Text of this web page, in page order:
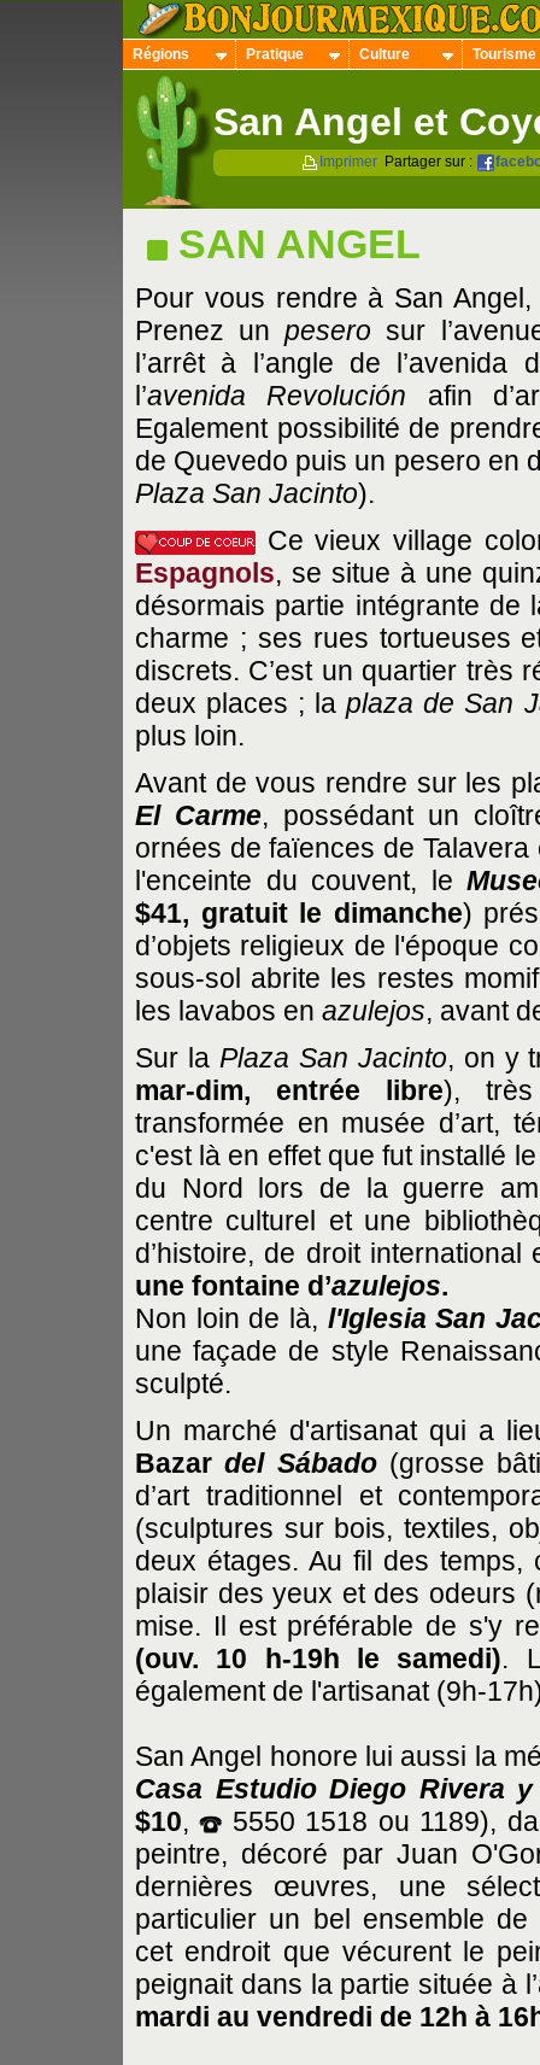
Régions Pratique Culture Tourisme
San Angel et
Imprimer Partager sur :
SAN ANGEL
Pour vous rendre à San
Prenez unpesero sur
l’arrêt à l’angle de
l’avenida Revolución afin
Egalement possibilité de
de Quevedo puis un pesero en
Plaza San Jacinto).
Ce vieux village
Espagnols, se situe à une
désormais partie intégrante
charme ; ses rues tortueuses
discrets. C’est un quartier très
deux places ; laplaza de San
plus loin.
Avant de vous rendre sur les
El Carme, possédant un
ornées de faïences de
l'enceinte du couvent, le
$41, gratuit le dimanche)
d’objets religieux de l'époque
sous-sol abrite les restes
les lavabos en azulejos, avant
Sur la Plaza San Jacinto, on y
mar-dim, entrée libre), très
transformée en musée d’art,
c'est là en effet que fut installé
du Nord lors de la guerre
centre culturel et une
d’histoire, de droit
une fontaine d’azulejos.
Non loin de là, l'Iglesia San
une façade de style
sculpté.
Un marché d'artisanat qui a
Bazardel Sábado (grosse
d’art traditionnel et
(sculptures sur bois, textiles,
deux étages. Au fil des
plaisir des yeux et des odeurs
mise. Il est préférable de s'y
(ouv. 10 h-19h le samedi).
également de l'artisanat (9h-
San Angel honore lui aussi la
Casa Estudio Diego Rivera
$10,
5550 1518 ou 1189),
peintre, décoré par Juan
dernières œuvres, une
particulier un bel ensemble de
cet endroit que vécurent le
peignait dans la partie située à
mardi au vendredi de 12h à